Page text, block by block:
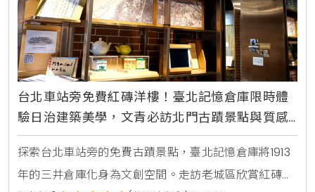
台北車站旁免費紅磚洋樓！臺北記憶倉庫限時體
驗日治建築美學，文青必訪北門古蹟景點與質感
咖啡廳
探索台北車站旁的免費古蹟景點，臺北記憶倉庫將1913
年的三井倉庫化身為文創空間。走訪老城區欣賞紅磚半